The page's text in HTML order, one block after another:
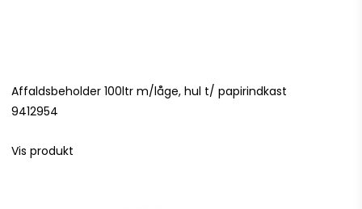
Affaldsbeholder 100ltr m/låge, hul t/ papirindkast
9412954
Vis produkt